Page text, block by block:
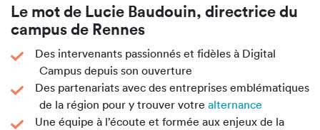
Le mot de Lucie Baudouin, directrice du
campus de Rennes
Des intervenants passionnés et fidèles à Digital
Campus depuis son ouverture
Des partenariats avec des entreprises emblématiques
de la région pour y trouver votre alternance
Une équipe à l’écoute et formée aux enjeux de la